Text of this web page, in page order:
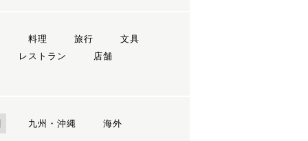
料理 旅行
文具
レストラン
店舗
九州・沖縄 海外